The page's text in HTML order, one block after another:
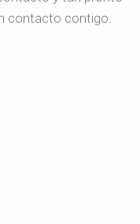
contacto contigo.